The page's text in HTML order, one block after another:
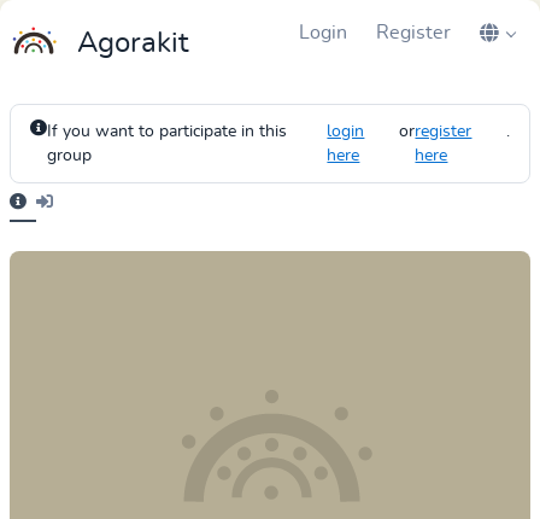
Agorakit Login Register
If you want to participate in this
group
login
here
orregister
here
.